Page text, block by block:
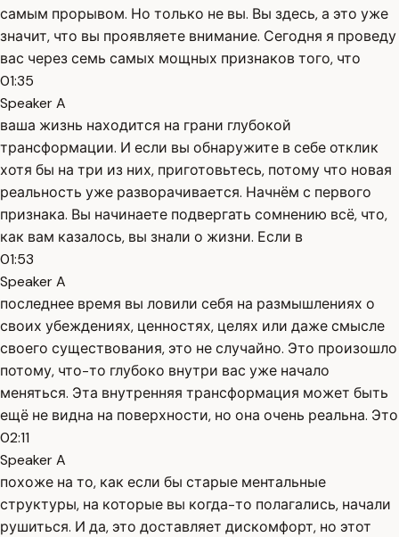
самым прорывом. Но только не вы. Вы здесь, а это уже
значит, что вы проявляете внимание. Сегодня я проведу
вас через семь самых мощных признаков того, что
01:35
Speaker A
ваша жизнь находится на грани глубокой
трансформации. И если вы обнаружите в себе отклик
хотя бы на три из них, приготовьтесь, потому что новая
реальность уже разворачивается. Начнём с первого
признака. Вы начинаете подвергать сомнению всё, что,
как вам казалось, вы знали о жизни. Если в
01:53
Speaker A
последнее время вы ловили себя на размышлениях о
своих убеждениях, ценностях, целях или даже смысле
своего существования, это не случайно. Это произошло
потому, что-то глубоко внутри вас уже начало
меняться. Эта внутренняя трансформация может быть
ещё не видна на поверхности, но она очень реальна. Это
02:11
Speaker A
похоже на то, как если бы старые ментальные
структуры, на которые вы когда-то полагались, начали
рушиться. И да, это доставляет дискомфорт, но этот